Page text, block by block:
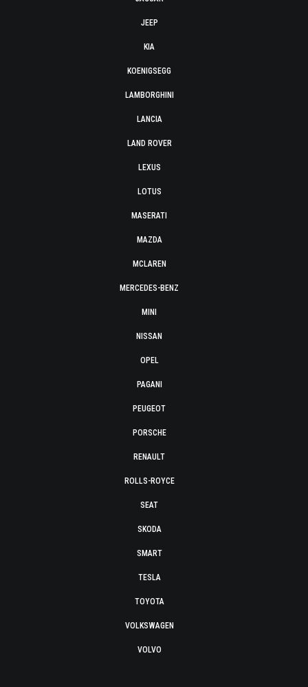
JEEP
KIA
KOENIGSEGG
LAMBORGHINI
LANCIA
LAND ROVER
LEXUS
LOTUS
MASERATI
MAZDA
MCLAREN
MERCEDES-BENZ
MINI
NISSAN
OPEL
PAGANI
PEUGEOT
PORSCHE
RENAULT
ROLLS-ROYCE
SEAT
SKODA
SMART
TESLA
TOYOTA
VOLKSWAGEN
VOLVO